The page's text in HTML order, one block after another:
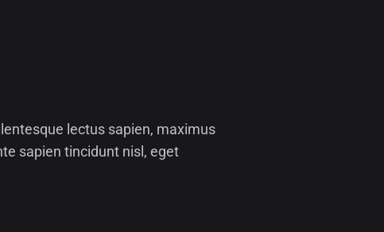
lectus sapien, maximus
sapien tincidunt nisl, eget